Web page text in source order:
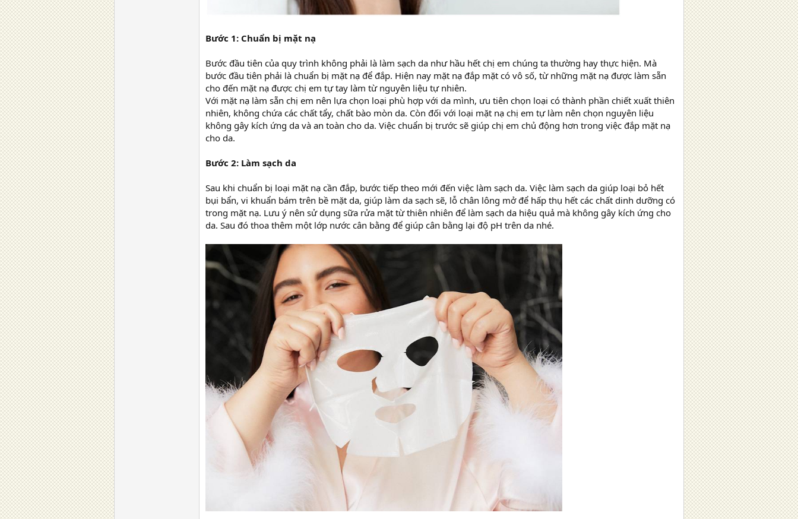
Bước 1: Chuẩn bị mặt nạ
Bước đầu tiên của quy trình không phải là làm sạch da như hầu hết chị em chúng ta thường hay thực hiện. Mà
bước đầu tiên phải là chuẩn bị mặt nạ để đắp. Hiện nay mặt nạ đắp mặt có vô số, từ những mặt nạ được làm sẵn
cho đến mặt nạ được chị em tự tay làm từ nguyên liệu tự nhiên.
Với mặt nạ làm sẵn chị em nên lựa chọn loại phù hợp với da mình, ưu tiên chọn loại có thành phần chiết xuất thiên
nhiên, không chứa các chất tẩy, chất bào mòn da. Còn đối với loại mặt nạ chị em tự làm nên chọn nguyên liệu
không gây kích ứng da và an toàn cho da. Việc chuẩn bị trước sẽ giúp chị em chủ động hơn trong việc đắp mặt nạ
cho da.
Bước 2: Làm sạch da
Sau khi chuẩn bị loại mặt nạ cần đắp, bước tiếp theo mới đến việc làm sạch da. Việc làm sạch da giúp loại bỏ hết
bụi bẩn, vi khuẩn bám trên bề mặt da, giúp làm da sạch sẽ, lỗ chân lông mở để hấp thụ hết các chất dinh dưỡng có
trong mặt nạ. Lưu ý nên sử dụng sữa rửa mặt từ thiên nhiên để làm sạch da hiệu quả mà không gây kích ứng cho
da. Sau đó thoa thêm một lớp nước cân bằng để giúp cân bằng lại độ pH trên da nhé.